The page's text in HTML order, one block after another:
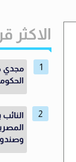
الاكثر
مجدي